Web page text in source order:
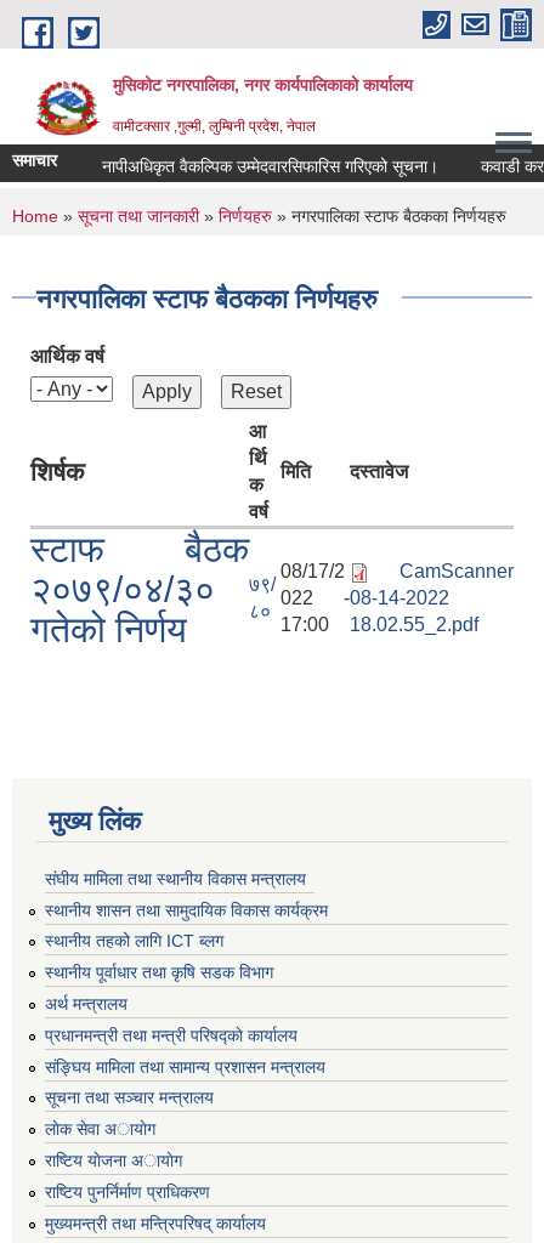
Skip to main content
मुसिकोट नगरपालिका, नगर कार्यपालिकाकाे कार्यालय
वामीटक्सार ,गुल्मी, लुम्बिनी प्रदेश, नेपाल
समाचार नापीअधिकृत वैकल्पिक उम्मेदवारसिफारिस गरिएको सूचना। कवाडी करको
You are here
Home » सूचना तथा जानकारी» निर्णयहरु » नगरपालिका स्टाफ बैठकका निर्णयहरु
नगरपालिका स्टाफ बैठकका निर्णयहरु
आर्थिक वर्ष
शिर्षक
आ
र्थि
क
वर्ष
मिति दस्तावेज
स्टाफ बैठक
२०७९/०४/३०
गतेको निर्णय
७९/
८०
08/17/2
022 -
17:00
CamScanner
08-14-2022
18.02.55_2.pdf
मुख्य लिंक
संघीय मामिला तथा स्थानीय विकास मन्त्रालय
स्थानीय शासन तथा सामुदायिक विकास कार्यक्रम
स्थानीय तहको लागि ICT ब्लग
स्थानीय पूर्वाधार तथा कृषि सडक विभाग
अर्थ मन्त्रालय
प्रधानमन्त्री तथा मन्त्री परिषद्काे कार्यालय
संङ्घिय मामिला तथा सामान्य प्रशासन मन्त्रालय
सूचना तथा सञ्चार मन्त्रालय
लाेक सेवा अायाेग
राष्टिय याेजना अायाेग
राष्टिय पुनर्निर्माण प्राधिकरण
मुख्यमन्त्री तथा मन्त्रिपरिषद् कार्यालय